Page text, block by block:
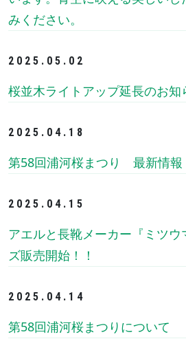
みください。
2025.05.02
桜並木ライトアップ延長のお知
2025.04.18
第58回浦河桜まつり 最新情報
2025.04.15
アエルと長靴メーカー『ミツウ
ズ販売開始！！
2025.04.14
第58回浦河桜まつりについて